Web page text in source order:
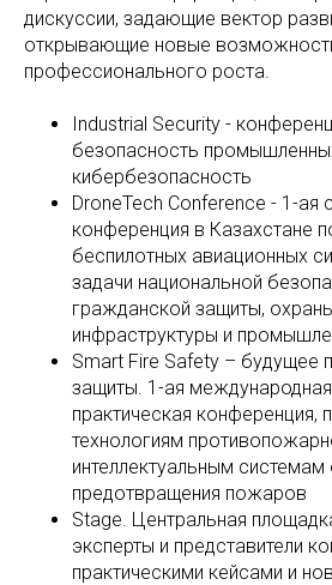
дискуссии, задающие вектор
открывающие новые
профессионального роста.
Industrial Security -
безопасность
кибербезопасность
DroneTech Conference - 1-ая
конференция в Казахстане
беспилотных авиационных
задачи национальной
гражданской защиты,
инфраструктуры и
Smart Fire Safety – будущее
защиты. 1-ая
практическая конференция,
технологиям
интеллектуальным
предотвращения пожаров
Stage. Центральная
эксперты и представители
практическими кейсами и